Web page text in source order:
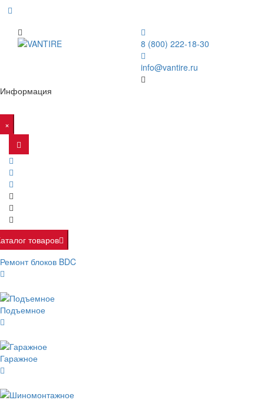
8 (800) 222-18-30
info@vantire.ru
Информация
×
товаров
Ремонт блоков BDC
Подъемное
Гаражное